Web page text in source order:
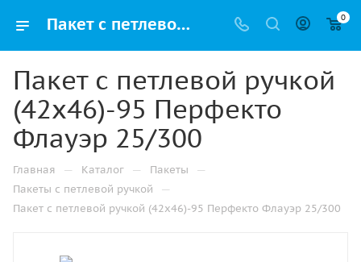
Пакет с петлевой ручкой (42х46)-95 Перфекто Флауэр 25/300 купить в Казани с доставкой оптом и в розницу 0
Пакет с петлевой ручкой
(42х46)-95 Перфекто
Флауэр 25/300
Главная — Каталог — Пакеты —
Пакеты с петлевой ручкой —
Пакет с петлевой ручкой (42х46)-95 Перфекто Флауэр 25/300